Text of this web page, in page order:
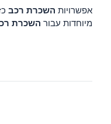
אפשרויות השכרת רכב
מיוחדות עבור השכרת